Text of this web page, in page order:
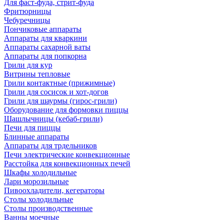
Для фаст-фуда, стрит-фуда
Фритюрницы
Чебуречницы
Пончиковые аппараты
Аппараты для кваркини
Аппараты сахарной ваты
Аппараты для попкорна
Грили для кур
Витрины тепловые
Грили контактные (прижимные)
Грили для сосисок и хот-догов
Грили для шаурмы (гирос-грили)
Оборудование для формовки пиццы
Шашлычницы (кебаб-грили)
Печи для пиццы
Блинные аппараты
Аппараты для трдельников
Печи электрические конвекционные
Расстойка для конвекционных печей
Шкафы холодильные
Лари морозильные
Пивоохладители, кегераторы
Столы холодильные
Столы производственные
Ванны моечные